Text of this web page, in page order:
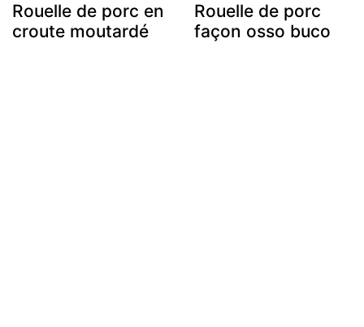
Rouelle de porc en
croute moutardé
Rouelle de porc
façon osso buco